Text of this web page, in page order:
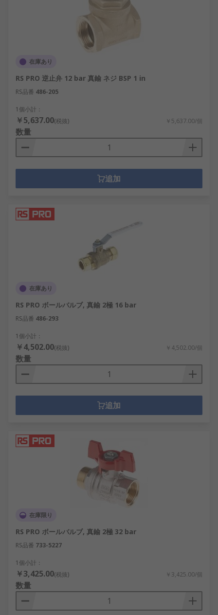
在庫あり
RS PRO 逆止弁 12 bar 真鍮 ネジ BSP 1 in
RS品番 486-205
1個小計：
￥5,637.00(税抜) ￥5,637.00/個
数量
追加
在庫あり
RS PRO ボールバルブ, 真鍮 2極 16 bar
RS品番 486-293
1個小計：
￥4,502.00(税抜) ￥4,502.00/個
数量
追加
在庫限り
RS PRO ボールバルブ, 真鍮 2極 32 bar
RS品番 733-5227
1個小計：
￥3,425.00(税抜) ￥3,425.00/個
数量